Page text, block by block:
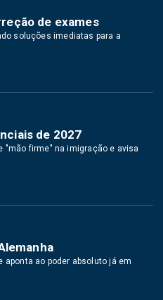
de exames
soluções imediatas para a
de 2027
"mão firme" na imigração e avisa
ao poder absoluto já em